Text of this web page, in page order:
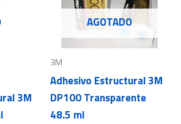
3M
AGOTADO
3M
Adhesivo Estructural 3M
DP100 Transparente
48.5 ml